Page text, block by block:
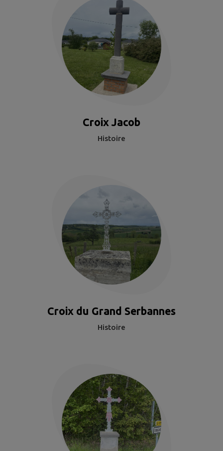
Croix Jacob
Histoire
Croix du Grand Serbannes
Histoire